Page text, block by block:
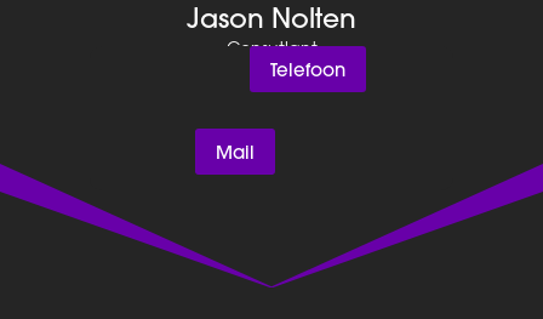
Jason Nolten
Consutlant
Telefoon
Mail